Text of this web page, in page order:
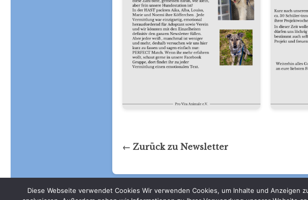
← Zurück zu Newsletter
Diese Webseite verwendet Cookies Wir verwenden Cookies, um Inhalte und